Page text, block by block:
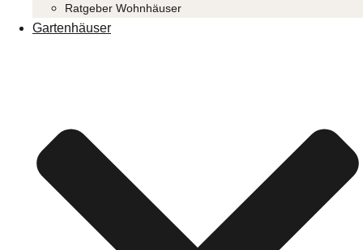
Ratgeber Wohnhäuser
Gartenhäuser